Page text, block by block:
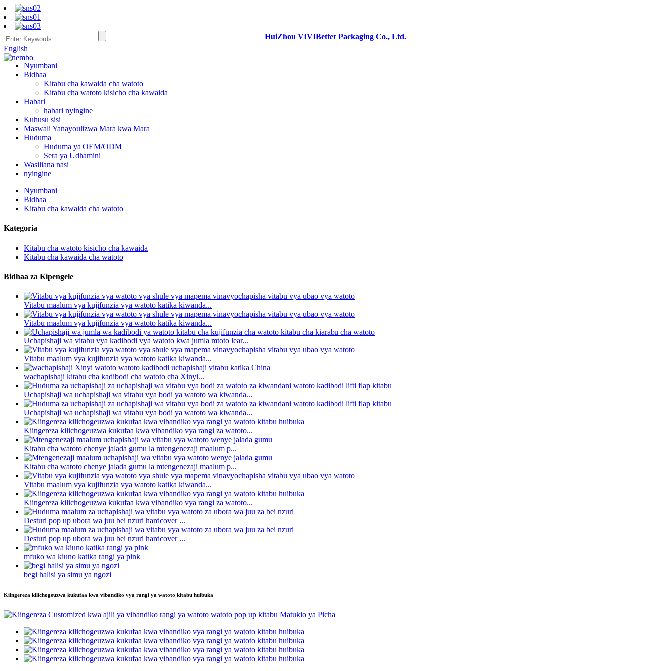
English
HuiZhou VIVIBetter Packaging Co., Ltd.
Nyumbani
Bidhaa
Kitabu cha kawaida cha watoto
Kitabu cha watoto kisicho cha kawaida
Habari
habari nyingine
Kuhusu sisi
Maswali Yanayoulizwa Mara kwa Mara
Huduma
Huduma ya OEM/ODM
Sera ya Udhamini
Wasiliana nasi
nyingine
Nyumbani
Bidhaa
Kitabu cha kawaida cha watoto
Kategoria
Kitabu cha watoto kisicho cha kawaida
Kitabu cha kawaida cha watoto
Bidhaa za Kipengele
Vitabu maalum vya kujifunzia vya watoto katika kiwanda...
Vitabu maalum vya kujifunzia vya watoto katika kiwanda...
Uchapishaji wa vitabu vya kadibodi vya watoto kwa jumla mtoto lear...
Vitabu maalum vya kujifunzia vya watoto katika kiwanda...
wachapishaji kitabu cha kadibodi cha watoto cha Xinyi...
Uchapishaji wa uchapishaji wa vitabu vya bodi ya watoto wa kiwanda...
Uchapishaji wa uchapishaji wa vitabu vya bodi ya watoto wa kiwanda...
Kiingereza kilichogeuzwa kukufaa kwa vibandiko vya rangi za watoto...
Kitabu cha watoto chenye jalada gumu la mtengenezaji maalum p...
Kitabu cha watoto chenye jalada gumu la mtengenezaji maalum p...
Vitabu maalum vya kujifunzia vya watoto katika kiwanda...
Kiingereza kilichogeuzwa kukufaa kwa vibandiko vya rangi za watoto...
Desturi pop up ubora wa juu bei nzuri hardcover ...
Desturi pop up ubora wa juu bei nzuri hardcover ...
mfuko wa kiuno katika rangi ya pink
begi halisi ya simu ya ngozi
Kiingereza kilichogeuzwa kukufaa kwa vibandiko vya rangi ya watoto kitabu huibuka